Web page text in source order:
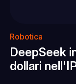
Robotica
DeepSeek
dollari